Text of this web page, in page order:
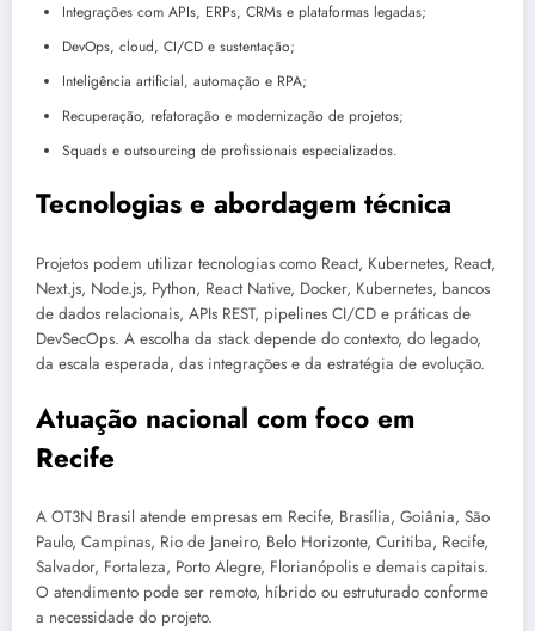
Integrações com APIs, ERPs, CRMs e plataformas legadas;
DevOps, cloud, CI/CD e sustentação;
Inteligência artificial, automação e RPA;
Recuperação, refatoração e modernização de projetos;
Squads e outsourcing de profissionais especializados.
Tecnologias e abordagem técnica
Projetos podem utilizar tecnologias como React, Kubernetes, React,
Next.js, Node.js, Python, React Native, Docker, Kubernetes, bancos
de dados relacionais, APIs REST, pipelines CI/CD e práticas de
DevSecOps. A escolha da stack depende do contexto, do legado,
da escala esperada, das integrações e da estratégia de evolução.
Atuação nacional com foco em
Recife
A OT3N Brasil atende empresas em Recife, Brasília, Goiânia, São
Paulo, Campinas, Rio de Janeiro, Belo Horizonte, Curitiba, Recife,
Salvador, Fortaleza, Porto Alegre, Florianópolis e demais capitais.
O atendimento pode ser remoto, híbrido ou estruturado conforme
a necessidade do projeto.